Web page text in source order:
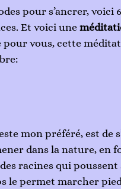
pour s’ancrer, voici
Et voici une
pour vous, cette
mon préféré, est de
dans la nature, en
racines qui poussent
le permet marcher